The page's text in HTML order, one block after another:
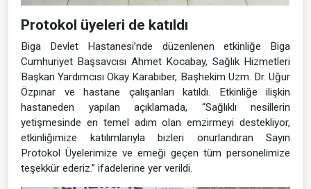
Protokol üyeleri de katıldı
Biga Devlet Hastanesi’nde düzenlenen etkinliğe Biga
Cumhuriyet Başsavcısı Ahmet Kocabay, Sağlık Hizmetleri
Başkan Yardımcısı Okay Karabıber, Başhekim Uzm. Dr. Uğur
Özpınar ve hastane çalışanları katıldı. Etkinliğe ilişkin
hastaneden yapılan açıklamada, “Sağlıklı nesillerin
yetişmesinde en temel adım olan emzirmeyi destekliyor,
etkinliğimize katılımlarıyla bizleri onurlandıran Sayın
Protokol Üyelerimize ve emeği geçen tüm personelimize
teşekkür ederiz.” ifadelerine yer verildi.